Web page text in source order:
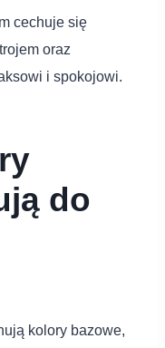
cechuje się
oraz
i spokojowi.
do
kolory bazowe,